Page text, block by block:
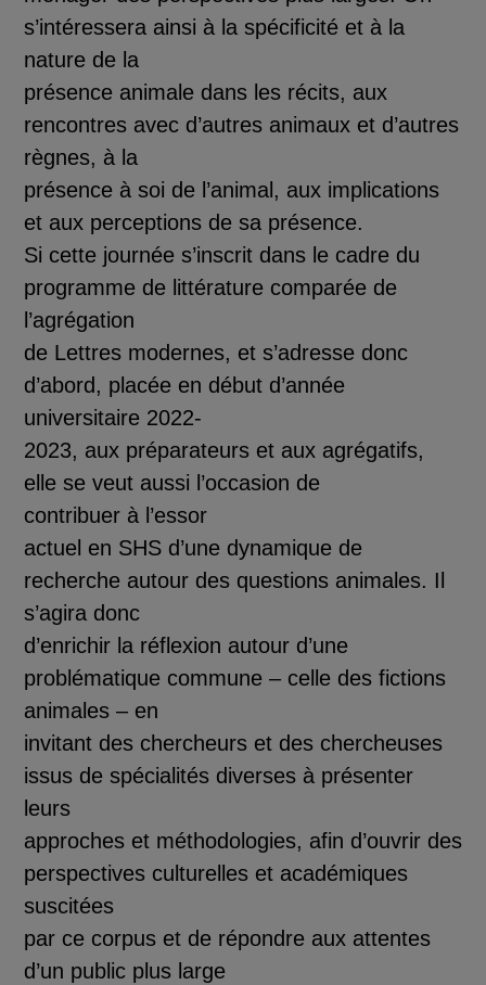
s’intéressera ainsi à la spécificité et à a
nature de la
présence animale dans les récits, aux
rencontres avec d’autres animaux et d’autres
règnes, à la
présence à soi de l’animal, aux implications
et aux perceptions de sa présence.
Si cette journée s’inscrit dans le cadre du
programme de littérature comparée de
l’agrégation
de Lettres modernes, et s’adresse donc
d’abord, placée en début d’année
universitaire 2022-
2023, aux préparateurs et aux agrégatifs,
elle se veut aussi l’occasion de
contribuer à l’essor
actuel en SHS d’une dynamique de
recherche autour des questions animales. Il
s’agira donc
d’enrichir la réflexion autour d’une
probl ématique commune – celle des fictions
animales – en
invitant des chercheurs et des chercheuses
issus de spécialités diverses à présenter
leurs
approches et méthodologies, afin d’ouvrir des
perspectives culturelles et académiques
suscitées
par ce corpus et de répondre aux attentes
d’un public plus large